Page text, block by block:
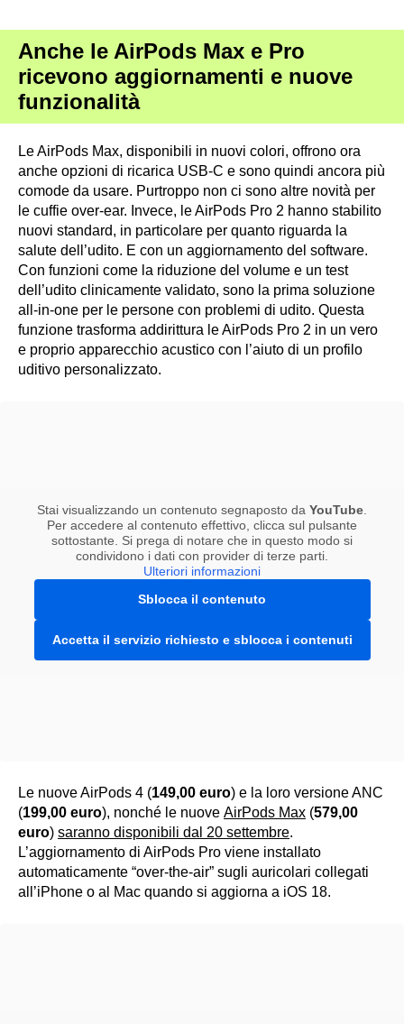
Anche le AirPods Max e Pro
ricevono aggiornamenti e nuove
funzionalità
Le AirPods Max, disponibili in nuovi colori, offrono ora
anche opzioni di ricarica USB-C e sono quindi ancora più
comode da usare. Purtroppo non ci sono altre novità per
le cuffie over-ear. Invece, le AirPods Pro 2 hanno stabilito
nuovi standard, in particolare per quanto riguarda la
salute dell’udito. E con un aggiornamento del software.
Con funzioni come la riduzione del volume e un test
dell’udito clinicamente validato, sono la prima soluzione
all-in-one per le persone con problemi di udito. Questa
funzione trasforma addirittura le AirPods Pro 2 in un vero
e proprio apparecchio acustico con l’aiuto di un profilo
uditivo personalizzato.
Stai visualizzando un contenuto segnaposto da YouTube
Per accedere al contenuto effettivo, clicca sul pulsante
sottostante. Si prega di notare che in questo modo si
condividono i dati con provider di terze parti.
Ulteriori informazioni
Sblocca il contenuto
Accetta il servizio richiesto e sblocca i contenuti
Le nuove AirPods 4 (149,00 euro) e la loro versione ANC
(199,00 euro), nonché le nuove AirPods Max (579,00
euro) saranno disponibili dal 20 settembre.
L’aggiornamento di AirPods Pro viene installato
automaticamente “over-the-air” sugli auricolari collegati
all’iPhone o al Mac quando si aggiorna a iOS 18.